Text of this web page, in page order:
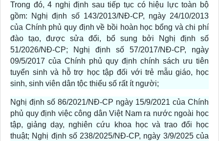
Trong đó, 4 nghị định sau tiếp tục có hiệu lực toàn bộ
gồm: Nghị định số 143/2013/NĐ-CP, ngày 24/10/2013
của Chính phủ quy định về bồi hoàn học bổng và chi phí
đào tạo, được sửa đổi, bổ sung bởi Nghị định số
51/2026/NĐ-CP; Nghị định số 57/2017/NĐ-CP, ngày
09/5/2017 của Chính phủ quy định chính sách ưu tiên
tuyển sinh và hỗ trợ học tập đối với trẻ mẫu giáo, học
sinh, sinh viên dân tộc thiểu số rất ít người;
Nghị định số 86/2021/NĐ-CP ngày 15/9/2021 của Chính
phủ quy định việc công dân Việt Nam ra nước ngoài học
tập, giảng dạy, nghiên cứu khoa học và trao đổi học
thuật; Nghị định số 238/2025/NĐ-CP, ngày 3/9/2025 của